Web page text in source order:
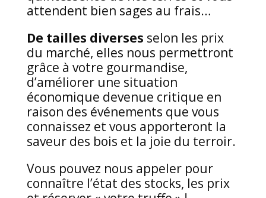
attendent bien sages au frais…
De tailles diverses selon les prix
du marché, elles nous permettront
grâce à votre gourmandise,
d’améliorer une situation
économique devenue critique en
raison des événements que vous
connaissez et vous apporteront la
saveur des bois et la joie du terroir.
Vous pouvez nous appeler pour
connaître l’état des stocks, les prix